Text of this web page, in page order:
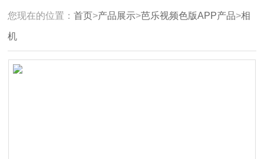
您现在的位置：首页>产品展示>芭乐视频色版APP产品>相
机